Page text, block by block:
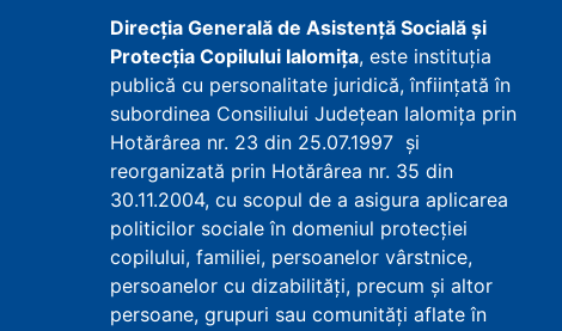
Direcţia Generală de Asistenţă Socială şi
Protecţia Copilului Ialomița, este instituţia
publică cu personalitate juridică, înfiinţată în
subordinea Consiliului Județean Ialomița prin
Hotărârea nr. 23 din 25.07.1997 şi
reorganizată prin Hotărârea nr. 35 din
30.11.2004, cu scopul de a asigura aplicarea
politicilor sociale în domeniul protecţiei
copilului, familiei, persoanelor vârstnice,
persoanelor cu dizabilităţi, precum şi altor
persoane, grupuri sau comunităţi aflate în